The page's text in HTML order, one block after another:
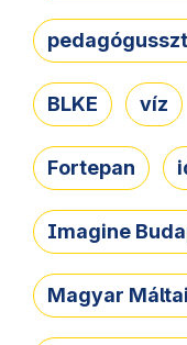
BLKE víz
Fortepan
Imagine
Magyar